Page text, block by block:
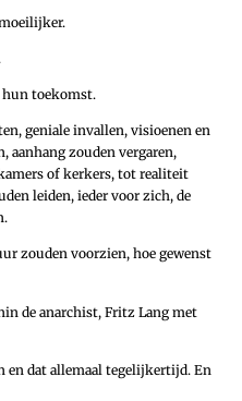
hun toekomst.
geniale invallen, ­visioenen en
aanhang zouden vergaren,
of kerkers, tot realiteit
leiden, ieder voor zich, de
zouden voorzien, hoe gewenst
de anarchist, Fritz Lang met
en dat allemaal tegelijkertijd. En